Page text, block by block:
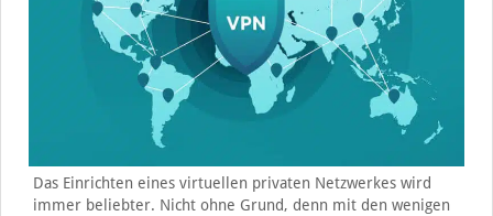
Das Einrichten eines virtuellen privaten Netzwerkes wird
immer beliebter. Nicht ohne Grund, denn mit den wenigen